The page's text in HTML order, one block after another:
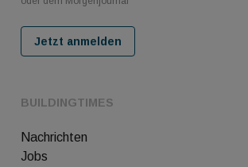
BUILDINGTIMES
Nachrichten
Jobs
Jetzt anmelden